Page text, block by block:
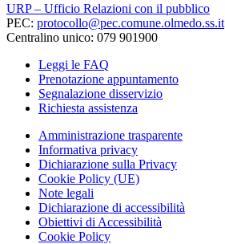
URP – Ufficio Relazioni con il pubblico
PEC: protocollo@pec.comune.olmedo.ss.it
Centralino unico: 079 901900
Leggi le FAQ
Prenotazione appuntamento
Segnalazione disservizio
Richiesta assistenza
Amministrazione trasparente
Informativa privacy
Dichiarazione sulla Privacy
Cookie Policy (UE)
Note legali
Dichiarazione di accessibilità
Obiettivi di Accessibilità
Cookie Policy